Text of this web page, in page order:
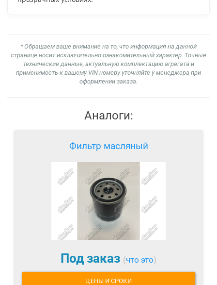
* Обращаем ваше внимание на то, что информация на данной
странице носит исключительно ознакомительный характер. Точные
технические данные, актуальную комплектацию агрегата и
применимость к вашему VIN-номеру уточняйте у менеджера при
оформлении заказа.
Аналоги:
Фильтр масляный
Под заказ (что это)
ЦЕНЫ И СРОКИ